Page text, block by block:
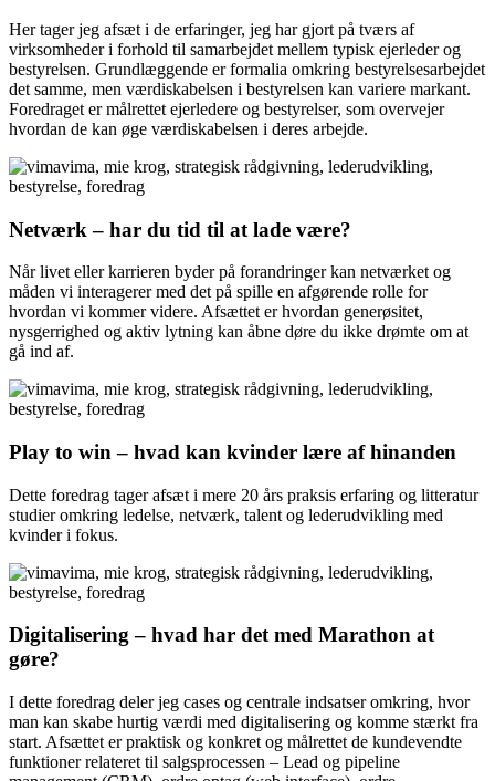
Her tager jeg afsæt i de erfaringer, jeg har gjort på tværs af
virksomheder i forhold til samarbejdet mellem typisk ejerleder og
bestyrelsen. Grundlæggende er formalia omkring bestyrelsesarbejdet
det samme, men værdiskabelsen i bestyrelsen kan variere markant.
Foredraget er målrettet ejerledere og bestyrelser, som overvejer
hvordan de kan øge værdiskabelsen i deres arbejde.
Netværk – har du tid til at lade være?
Når livet eller karrieren byder på forandringer kan netværket og
måden vi interagerer med det på spille en afgørende rolle for
hvordan vi kommer videre. Afsættet er hvordan generøsitet,
nysgerrighed og aktiv lytning kan åbne døre du ikke drømte om at
gå ind af.
Play to win – hvad kan kvinder lære af hinanden
Dette foredrag tager afsæt i mere 20 års praksis erfaring og litteratur
studier omkring ledelse, netværk, talent og lederudvikling med
kvinder i fokus.
Digitalisering – hvad har det med Marathon at
gøre?
I dette foredrag deler jeg cases og centrale indsatser omkring, hvor
man kan skabe hurtig værdi med digitalisering og komme stærkt fra
start. Afsættet er praktisk og konkret og målrettet de kundevendte
funktioner relateret til salgsprocessen – Lead og pipeline